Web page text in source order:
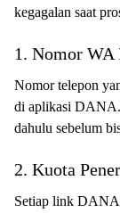
kegagalan saat
1. Nomor
Nomor telepon
di aplikasi DANA.
dahulu sebelum
2. Kuota
Setiap link DANA